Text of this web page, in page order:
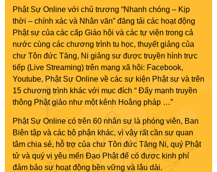
Phật Sự Online với chủ trương “Nhanh chóng – Kịp
thời – chính xác và Nhân văn” đăng tải các hoạt động
Phật sự của các cấp Giáo hội và các tự viện trong cả
nước cùng các chương trình tu học, thuyết giảng của
chư Tôn đức Tăng, Ni giảng sư được truyền hình trực
tiếp (Live Streaming) trên mạng xã hội: Facebook,
Youtube, Phật Sự Online về các sự kiện Phật sự và trên
15 chương trình khác với mục đích “ Đẩy mạnh truyền
thông Phật giáo như một kênh Hoằng pháp …”
Phật Sự Online có trên 60 nhân sự là phóng viên, Ban
Biên tập và các bộ phận khác, vì vậy rất cần sự quan
tâm chia sẻ, hỗ trợ của chư Tôn đức Tăng Ni, quý Phật
tử và quý vị yêu mến Đạo Phật để có được kinh phí
đảm bảo sự hoạt động bền vững và lâu dài.